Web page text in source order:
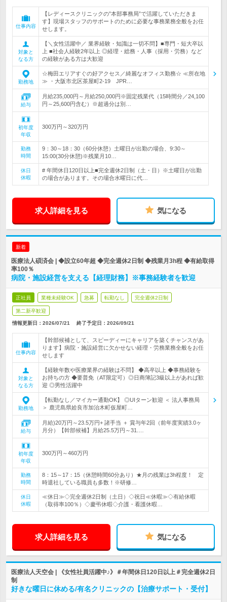
仕事内容
【レディースクリニックの”本部事務局”で活躍していただきま
す】現場スタッフのサポートのために必要な事務業務全般をお任
せします。
対象と
なる方
【＼女性活躍中／ 業界経験・知識は一切不問】■専門・短大卒以
上 ■社会人経験2年以上 ◎経理・総務・人事（採用・労務）など
の経験がある方は大歓迎
勤務地
☆梅田エリアすぐの好アクセス／綺麗なオフィス勤務☆ ≪所在地
≫ ・大阪市北区茶屋町2-19 JPR…
給与
月給235,000円～月給250,000円※固定残業代（15時間分／24,100
円～25,600円含む）※超過分は別…
初年度
年収
300万円～320万円
勤務
時間
9：30～18：30（60分休憩）土曜日が出勤の場合、9:30～
15:00(30分休憩)※残業月10…
休日
休暇
# 年間休日120日以上■完全週休2日制（土・日）※土曜日が出勤
の場合があります。その場合水曜日に代…
求人詳細を見る 気になる
新着
医療法人碩済会 | ◆設立60年超 ◆完全週休2日制 ◆残業月3h程 ◆有給取得
率100％
病院・施設経営を支える【経理財務】※事務経験者を歓迎
正社員 業種未経験OK 急募 転勤なし 完全週休2日制
第二新卒歓迎
情報更新日：2026/07/21 終了予定日： 2026/09/21
仕事内容
【幹部候補として、スピーディーにキャリアを築くチャンスがあ
ります】病院・施設経営に欠かせない経理・労務業務全般をお任
せします
対象と
なる方
【経験年数や医療業界の経験は不問】 ◆高卒以上 ◆事務経験を
お持ちの方 ◆要普免（AT限定可）◎日商簿記3級以上があれば歓
迎 ◎男性活躍中
勤務地
【転勤なし／マイカー通勤OK】 ◎UIターン歓迎 ＜ 法人事務局
＞ 鹿児島県姶良市加治木町仮屋町…
給与
月給)20万円～23.5万円+ 諸手当 ＋ 賞与年2回（前年度実績3.0ヶ
月分）【幹部候補】月給25.5万円～31.…
初年度
年収
300万円～460万円
勤務
時間
8：15～17：15（休憩時間60分あり）★月の残業は3h程度！ 定
時退社している職員も多数！※研修…
休日
休暇
≪休日≫◇完全週休2日制（土日）◇祝日≪休暇≫◇有給休暇
（取得率100％）◇慶弔休暇◇介護・看護休暇…
求人詳細を見る 気になる
医療法人天空会 | 《女性社員活躍中♪》＃年間休日120日以上＃完全週休2日
制
好きな曜日に休める/有名クリニックの【治療サポート・受付】